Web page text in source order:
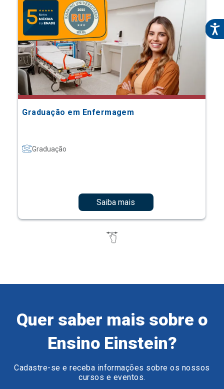
Graduação em Enfermagem
Graduação
Saiba mais
Quer saber mais sobre o
Ensino Einstein?
Cadastre-se e receba informações sobre os nossos
cursos e eventos.